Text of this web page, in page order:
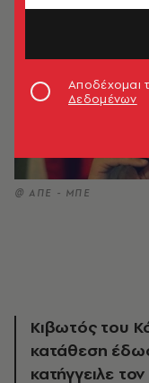
@ ΑΠΕ - ΜΠΕ
Κιβωτός του
κατάθεση
κατήγγειλε
Αποδέχομαι
Δεδομένων